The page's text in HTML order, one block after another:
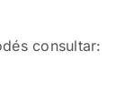
consultar: